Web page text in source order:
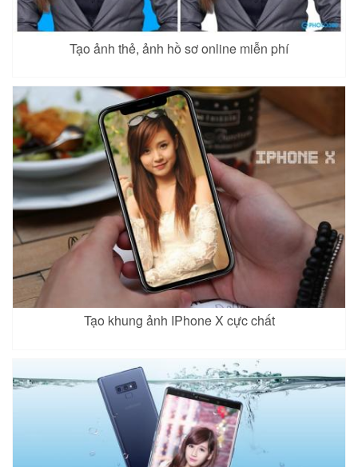
Tạo ảnh thẻ, ảnh hồ sơ online miễn phí
Tạo khung ảnh IPhone X cực chất